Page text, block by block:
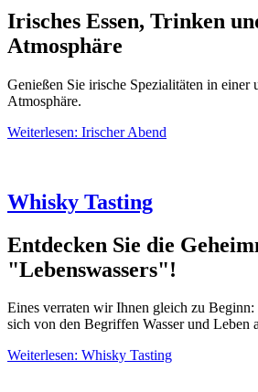
Irisches Essen, Trinken
Atmosphäre
Genießen Sie irische Spezialitäten in einer
Atmosphäre.
Weiterlesen: Irischer Abend
Whisky Tasting
Entdecken Sie die
"Lebenswassers"!
Eines verraten wir Ihnen gleich zu
sich von den Begriffen Wasser und Leben
Weiterlesen: Whisky Tasting